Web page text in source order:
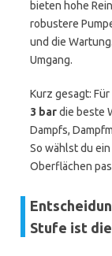
bieten hohe
robustere
und die
Umgang.
Kurz gesagt:
3 bardie beste
Dampfs,
So wählst du
Oberflächen
Stufe ist